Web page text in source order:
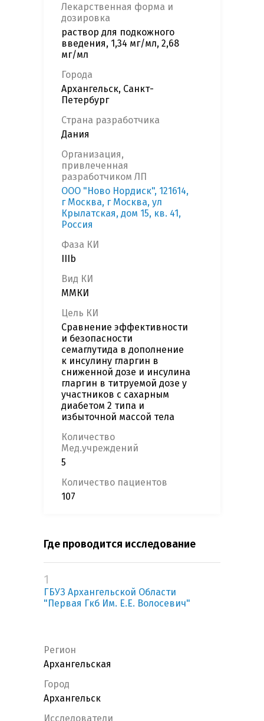
Лекарственная форма и
дозировка
раствор для подкожного
введения, 1,34 мг/мл, 2,68
мг/мл
Города
Архангельск, Санкт-
Петербург
Страна разработчика
Дания
Организация,
привлеченная
разработчиком ЛП
ООО "Ново Нордиск", 121614,
г Москва, г Москва, ул
Крылатская, дом 15, кв. 41,
Россия
Фаза КИ
IIIb
Вид КИ
ММКИ
Цель КИ
Сравнение эффективности
и безопасности
семаглутида в дополнение
к инсулину гларгин в
сниженной дозе и инсулина
гларгин в титруемой дозе у
участников с сахарным
диабетом 2 типа и
избыточной массой тела
Количество
Мед.учреждений
5
Количество пациентов
107
Где проводится исследование
1
ГБУЗ Архангельской Области
"Первая Гкб Им. Е.Е. Волосевич"
Регион
Архангельская
Город
Архангельск
Исследователи